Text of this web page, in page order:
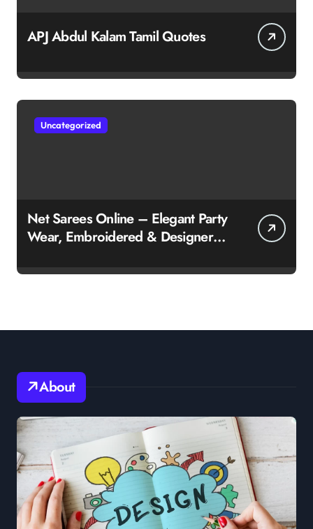
APJ Abdul Kalam Tamil Quotes
Uncategorized
Net Sarees Online – Elegant Party
Wear, Embroidered & Designer
About